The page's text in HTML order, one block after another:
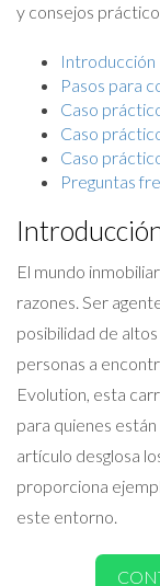
y consejos
Introducción
Pasos para
Caso
Caso
Caso
Preguntas
El mundo
razones. Ser
posibilidad de
personas a
Evolution, esta
para quienes
artículo desglosa
proporciona
este entorno.